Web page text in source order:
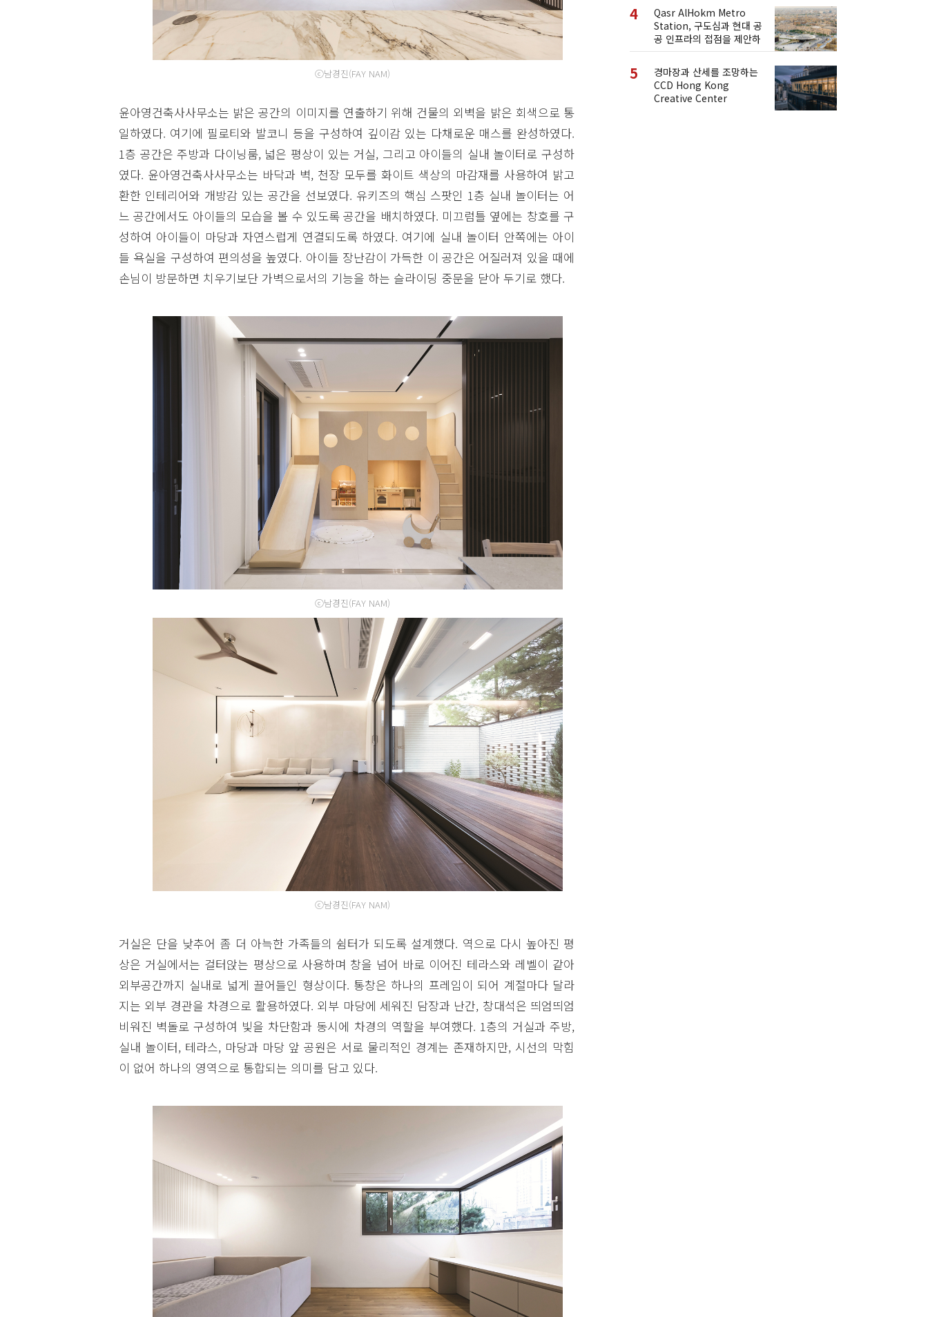
ⓒ남경진(FAY NAM)
윤아영건축사사무소는 밝은 공간의 이미지를 연출하기 위해 건물의 외벽을 밝은 회색으로 통
일하였다. 여기에 필로티와 발코니 등을 구성하여 깊이감 있는 다채로운 매스를 완성하였다.
1층 공간은 주방과 다이닝룸, 넓은 평상이 있는 거실, 그리고 아이들의 실내 놀이터로 구성하
였다. 윤아영건축사사무소는 바닥과 벽, 천장 모두를 화이트 색상의 마감재를 사용하여 밝고
환한 인테리어와 개방감 있는 공간을 선보였다. 유키즈의 핵심 스팟인 1층 실내 놀이터는 어
느 공간에서도 아이들의 모습을 볼 수 있도록 공간을 배치하였다. 미끄럼틀 옆에는 창호를 구
성하여 아이들이 마당과 자연스럽게 연결되도록 하였다. 여기에 실내 놀이터 안쪽에는 아이
들 욕실을 구성하여 편의성을 높였다. 아이들 장난감이 가득한 이 공간은 어질러져 있을 때에
손님이 방문하면 치우기보단 가벽으로서의 기능을 하는 슬라이딩 중문을 닫아 두기로 했다.
ⓒ남경진(FAY NAM)
ⓒ남경진(FAY NAM)
거실은 단을 낮추어 좀 더 아늑한 가족들의 쉼터가 되도록 설계했다. 역으로 다시 높아진 평
상은 거실에서는 걸터앉는 평상으로 사용하며 창을 넘어 바로 이어진 테라스와 레벨이 같아
외부공간까지 실내로 넓게 끌어들인 형상이다. 통창은 하나의 프레임이 되어 계절마다 달라
지는 외부 경관을 차경으로 활용하였다. 외부 마당에 세워진 담장과 난간, 창대석은 띄엄띄엄
비워진 벽돌로 구성하여 빛을 차단함과 동시에 차경의 역할을 부여했다. 1층의 거실과 주방,
실내 놀이터, 테라스, 마당과 마당 앞 공원은 서로 물리적인 경계는 존재하지만, 시선의 막힘
이 없어 하나의 영역으로 통합되는 의미를 담고 있다.
4
Qasr AlHokm Metro
Station, 구도심과 현대 공
공 인프라의 접점을 제안하
다
5
경마장과 산세를 조망하는
CCD Hong Kong
Creative Center